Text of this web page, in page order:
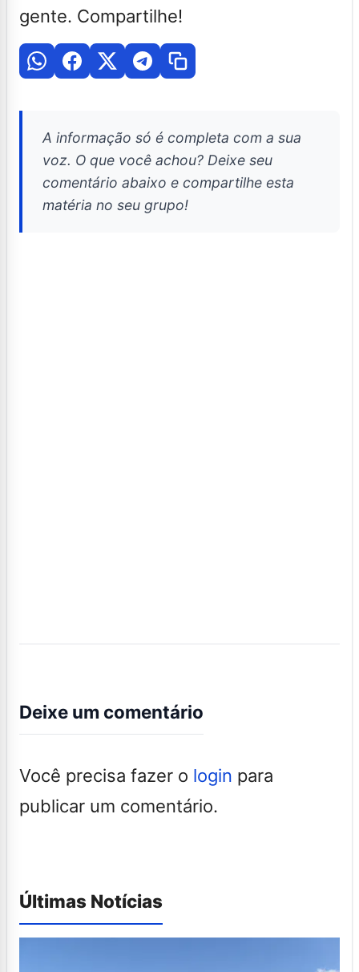
gente. Compartilhe!
A informação só é completa com a sua
voz. O que você achou? Deixe seu
comentário abaixo e compartilhe esta
matéria no seu grupo!
Deixe um comentário
Você precisa fazer o login para
publicar um comentário.
Últimas Notícias